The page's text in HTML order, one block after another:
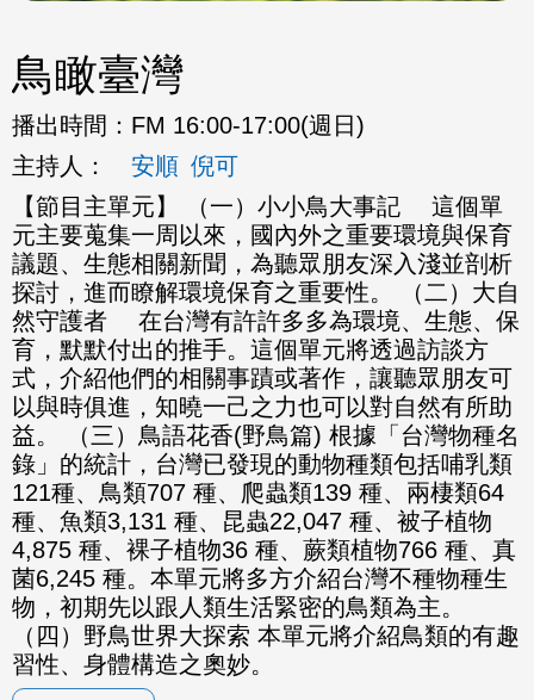
鳥瞰臺灣
播出時間： FM 16:00-17:00(週日)
主持人：
安順 倪可
【節目主單元】 （一）小小鳥大事記 這個單
元主要蒐集一周以來，國內外之重要環境與保育
議題、生態相關新聞，為聽眾朋友深入淺並剖析
探討，進而瞭解環境保育之重要性。 （二）大自
然守護者 在台灣有許許多多為環境、生態、保
育，默默付出的推手。這個單元將透過訪談方
式，介紹他們的相關事蹟或著作，讓聽眾朋友可
以與時俱進，知曉一己之力也可以對自然有所助
益。 （三）鳥語花香(野鳥篇) 根據「台灣物種名
錄」的統計，台灣已發現的動物種類包括哺乳類
121種、鳥類707 種、爬蟲類139 種、兩棲類64
種、魚類3,131 種、昆蟲22,047 種、被子植物
4,875 種、裸子植物36 種、蕨類植物766 種、真
菌6,245 種。本單元將多方介紹台灣不種物種生
物，初期先以跟人類生活緊密的鳥類為主。
（四）野鳥世界大探索 本單元將介紹鳥類的有趣
習性、身體構造之奧妙。